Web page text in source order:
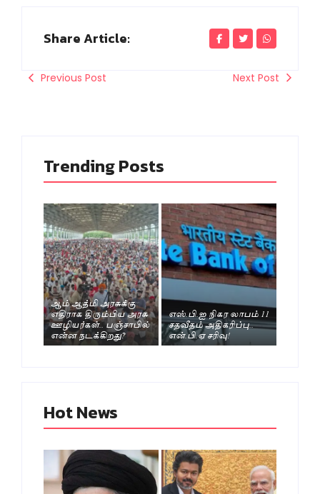
Share Article:
Previous Post Next Post
Trending Posts
ஆம் ஆத்மி அரசுக்கு
எதிராக திரும்பிய அரசு
ஊழியர்கள்.. பஞ்சாபில்
என்ன நடக்கிறது?
எஸ்.பி.ஐ நிகர லாபம் 11
சதவீதம் அதிகரிப்பு..
என்.பி.ஏ சரிவு!
Hot News